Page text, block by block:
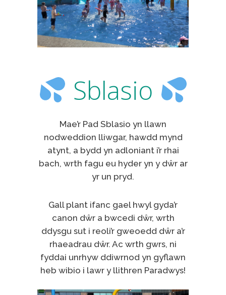
Sblasio
Mae’r Pad Sblasio yn llawn
nodweddion lliwgar, hawdd mynd
atynt, a bydd yn adloniant i’r rhai
bach, wrth fagu eu hyder yn y dŵr ar
yr un pryd.
Gall plant ifanc gael hwyl gyda’r
canon dŵr a bwcedi dŵr, wrth
ddysgu sut i reoli’r gweoedd dŵr a’r
rhaeadrau dŵr. Ac wrth gwrs, ni
fyddai unrhyw ddiwrnod yn gyflawn
heb wibio i lawr y llithren Paradwys!